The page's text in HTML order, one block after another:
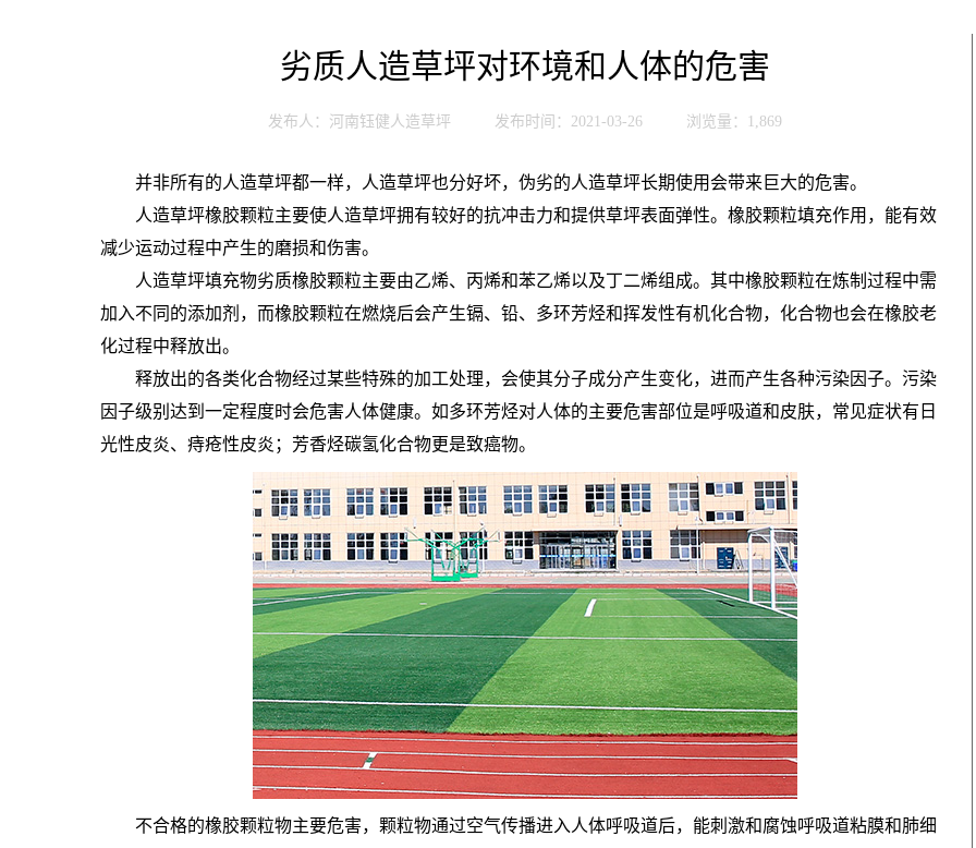
劣质人造草坪对环境和人体的危害
发布人：河南钰健人造草坪 发布时间：2021-03-26 浏览量：1,869
并非所有的人造草坪都一样，人造草坪也分好坏，伪劣的人造草坪长期使用会带来巨大的危害。
人造草坪橡胶颗粒主要使人造草坪拥有较好的抗冲击力和提供草坪表面弹性。橡胶颗粒填充作用，能有效
减少运动过程中产生的磨损和伤害。
人造草坪填充物劣质橡胶颗粒主要由乙烯、丙烯和苯乙烯以及丁二烯组成。其中橡胶颗粒在炼制过程中需
加入不同的添加剂，而橡胶颗粒在燃烧后会产生镉、铅、多环芳烃和挥发性有机化合物，化合物也会在橡胶老
化过程中释放出。
释放出的各类化合物经过某些特殊的加工处理，会使其分子成分产生变化，进而产生各种污染因子。污染
因子级别达到一定程度时会危害人体健康。如多环芳烃对人体的主要危害部位是呼吸道和皮肤，常见症状有日
光性皮炎、痔疮性皮炎；芳香烃碳氢化合物更是致癌物。
不合格的橡胶颗粒物主要危害，颗粒物通过空气传播进入人体呼吸道后，能刺激和腐蚀呼吸道粘膜和肺细